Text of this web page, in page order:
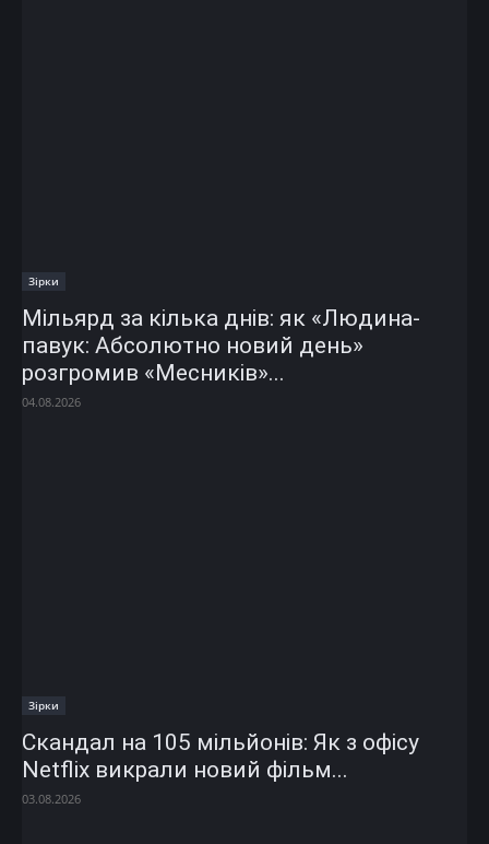
Зірки
Мільярд за кілька днів: як «Людина-
павук: Абсолютно новий день»
розгромив «Месників»...
04.08.2026
Зірки
Скандал на 105 мільйонів: Як з офісу
Netflix викрали новий фільм...
03.08.2026